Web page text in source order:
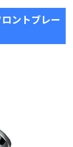
ントブレー